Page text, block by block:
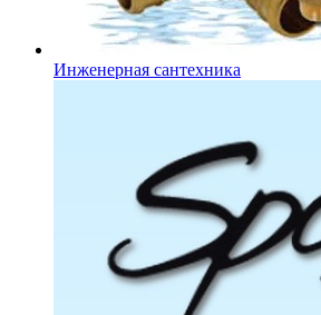
Инженерная сантехника